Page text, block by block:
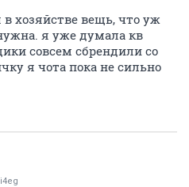
в хозяйстве вещь, что уж
я уже думала кв
совсем сбрендили со
я чота пока не сильно